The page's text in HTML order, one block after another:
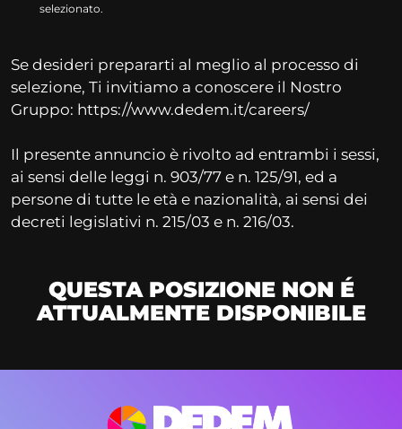
selezionato.
Se desideri prepararti al meglio al processo di
selezione, Ti invitiamo a conoscere il Nostro
Gruppo: https://www.dedem.it/careers/
Il presente annuncio è rivolto ad entrambi i sessi,
ai sensi delle leggi n. 903/77 e n. 125/91, ed a
persone di tutte le età e nazionalità, ai sensi dei
decreti legislativi n. 215/03 e n. 216/03.
QUESTA POSIZIONE NON É
ATTUALMENTE DISPONIBILE